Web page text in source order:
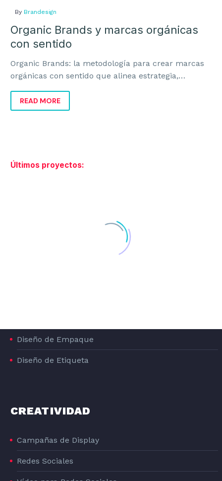
By Brandesign
Organic Brands y marcas orgánicas
con sentido
Organic Brands: la metodología para crear marcas
orgánicas con sentido que alinea estrategia,
READ MORE
Últimos proyectos:
DOG#1
Naming y Nomenclatura
Diseño de Logotipos
Manual de Identidad Corporativa
Diseño de Stands para Ferias
Diseño de Empaque
Diseño de Etiqueta
CREATIVIDAD
Campañas de Display
Redes Sociales